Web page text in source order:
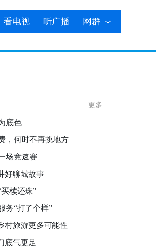
看电视 听广播 网群
更多+
底色
，何时不再挑地方
场竞速赛
好聊城故事
椟还珠”
务“打了个样”
村旅游更多可能性
底气更足